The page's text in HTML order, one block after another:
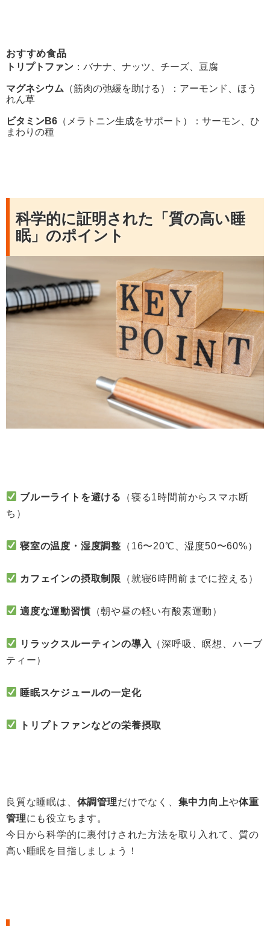
おすすめ食品
トリプトファン ：バナナ、ナッツ、チーズ、豆腐
マグネシウム （筋肉の弛緩を助ける）：アーモンド、ほう
れん草
ビタミンB6 （メラトニン生成をサポート）：サーモン、ひ
まわりの種
科学的に証明された「質の高い睡
眠」のポイント
ブルーライトを避ける
（寝る1時間前からスマホ断
ち）
寝室の温度・湿度調整 （16〜20℃、湿度50〜60%）
カフェインの摂取制限 （就寝6時間前までに控える）
適度な運動習慣 （朝や昼の軽い有酸素運動）
リラックスルーティンの導入
（深呼吸、瞑想、ハーブ
ティー）
睡眠スケジュールの一定化
トリプトファンなどの栄養摂取
良質な睡眠は、 体調管理だけでなく、 集中力向上や体重
管理にも役立ちます。
今日から科学的に裏付けされた方法を取り入れて、質の
高い睡眠を目指しましょう！